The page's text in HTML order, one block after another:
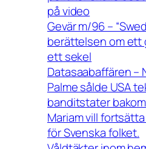
på video
Gevär m/96 –
berättelsen om ett
ett sekel
Datasaabaffären –
Palme sålde USA
banditstater
Mariam vill
för Svenska folket.